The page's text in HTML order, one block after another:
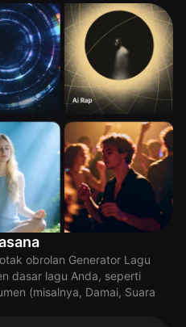
obrolan Generator Lagu
dasar lagu Anda, seperti
(misalnya, Damai, Suara